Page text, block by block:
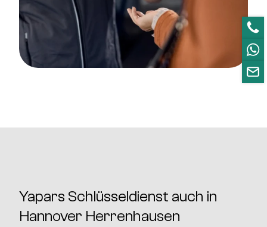
Yapars Schlüsseldienst auch in
Hannover Herrenhausen